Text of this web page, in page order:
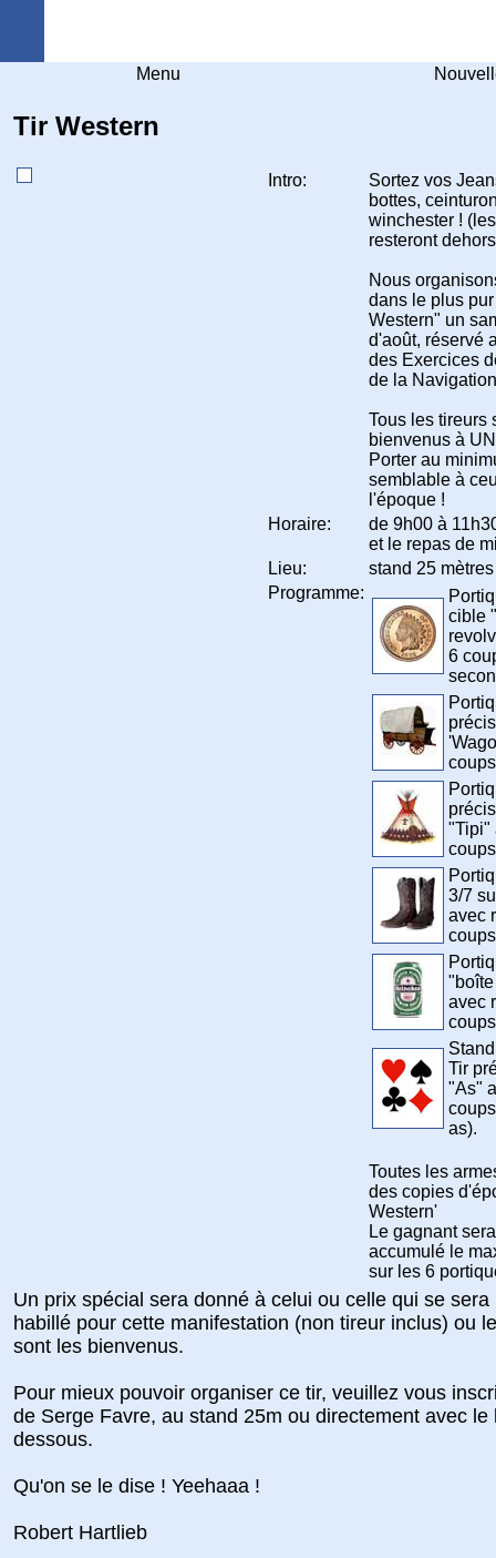
Menu
Tir Western
Intro:
Sortez vos
bottes,
winchester !
resteront
Nous
dans le plus
Western" un
d'août, réservé
des Exercices
de la
Tous les tireurs
bienvenus à
Porter au
semblable à
l'époque !
Horaire:
de 9h00 à
et le repas de
Lieu:
stand 25
Programme:
cible
6
coups
"Tipi"
coups
3/7
avec
coups
avec
Tir
"As"
as).
Toutes les
des copies
Western'
Le gagnant
accumulé le
sur les 6
Un prix spécial sera donné à celui ou celle qui se sera
habillé pour cette manifestation (non tireur inclus) ou
sont les bienvenus.
Pour mieux pouvoir organiser ce tir, veuillez vous
de Serge Favre, au stand 25m ou directement avec le
dessous.
Qu'on se le dise ! Yeehaaa !
Robert Hartlieb